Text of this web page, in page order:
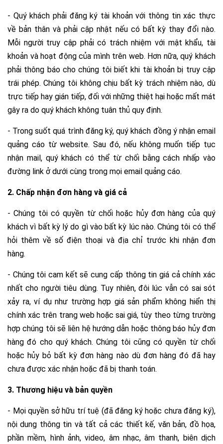
- Quý khách phải đăng ký tài khoản với thông tin xác thực
về bản thân và phải cập nhật nếu có bất kỳ thay đổi nào.
Mỗi người truy cập phải có trách nhiệm với mật khẩu, tài
khoản và hoạt động của mình trên web. Hơn nữa, quý khách
phải thông báo cho chúng tôi biết khi tài khoản bị truy cập
trái phép. Chúng tôi không chịu bất kỳ trách nhiệm nào, dù
trực tiếp hay gián tiếp, đối với những thiệt hại hoặc mất mát
gây ra do quý khách không tuân thủ quy định.
- Trong suốt quá trình đăng ký, quý khách đồng ý nhận email
quảng cáo từ website. Sau đó, nếu không muốn tiếp tục
nhận mail, quý khách có thể từ chối bằng cách nhấp vào
đường link ở dưới cùng trong mọi email quảng cáo.
2. Chấp nhận đơn hàng và giá cả
- Chúng tôi có quyền từ chối hoặc hủy đơn hàng của quý
khách vì bất kỳ lý do gì vào bất kỳ lúc nào. Chúng tôi có thể
hỏi thêm về số điện thoại và địa chỉ trước khi nhận đơn
hàng.
- Chúng tôi cam kết sẽ cung cấp thông tin giá cả chính xác
nhất cho người tiêu dùng. Tuy nhiên, đôi lúc vẫn có sai sót
xảy ra, ví dụ như trường hợp giá sản phẩm không hiển thị
chính xác trên trang web hoặc sai giá, tùy theo từng trường
hợp chúng tôi sẽ liên hệ hướng dẫn hoặc thông báo hủy đơn
hàng đó cho quý khách. Chúng tôi cũng có quyền từ chối
hoặc hủy bỏ bất kỳ đơn hàng nào dù đơn hàng đó đã hay
chưa được xác nhận hoặc đã bị thanh toán.
3. Thương hiệu và bản quyền
- Mọi quyền sở hữu trí tuệ (đã đăng ký hoặc chưa đăng ký),
nội dung thông tin và tất cả các thiết kế, văn bản, đồ họa,
phần mềm, hình ảnh, video, âm nhạc, âm thanh, biên dịch